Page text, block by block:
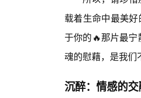
载着生命中最美
于你的🔥那片最
魂的慰藉，是我们
沉醉：情感的